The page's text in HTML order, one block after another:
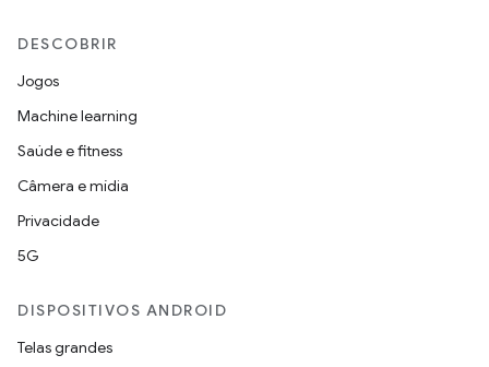
DESCOBRIR
Jogos
Machine learning
Saúde e fitness
Câmera e mídia
Privacidade
5G
DISPOSITIVOS ANDROID
Telas grandes